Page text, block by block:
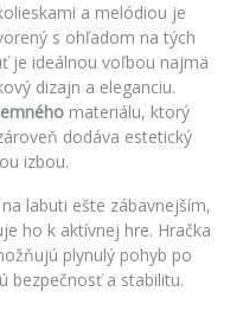
a melódiou je
s ohľadom na tých
je ideálnou voľbou najmä
dizajn a eleganciu.
materiálu, ktorý
dodáva estetický
izbou.
labuti ešte zábavnejším,
ho k aktívnej hre. Hračka
plynulý pohyb po
bezpečnosť a stabilitu.